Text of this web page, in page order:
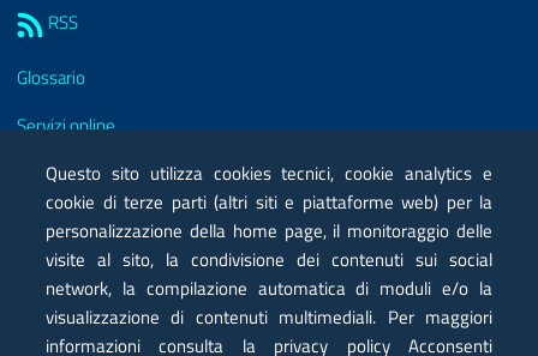
RSS
Glossario
Servizi online
Moduli
Posta elettronica certificata PEC
Privacy
Note legali
Questo sito utilizza cookies tecnici, cookie analytics e
cookie di terze parti (altri siti e piattaforme web) per la
personalizzazione della home page, il monitoraggio delle
visite al sito, la condivisione dei contenuti sui social
network, la compilazione automatica di moduli e/o la
visualizzazione di contenuti multimediali. Per maggiori
informazioni consulta la privacy policy Acconsenti